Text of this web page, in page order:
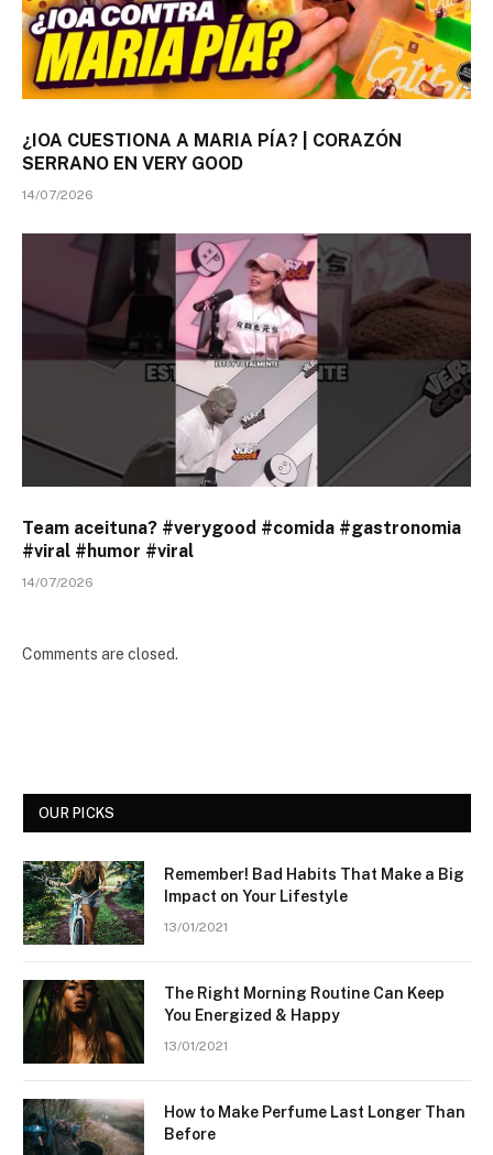
¿IOA CUESTIONA A MARIA PÍA? | CORAZÓN
SERRANO EN VERY GOOD
14/07/2026
Team aceituna? #verygood #comida #gastronomia
#viral #humor #viral
14/07/2026
Comments are closed.
OUR PICKS
Remember! Bad Habits That Make a Big
Impact on Your Lifestyle
13/01/2021
The Right Morning Routine Can Keep
You Energized & Happy
13/01/2021
How to Make Perfume Last Longer Than
Before